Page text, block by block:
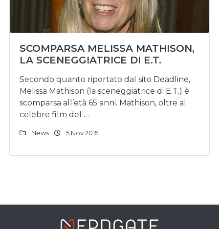
SCOMPARSA MELISSA MATHISON,
LA SCENEGGIATRICE DI E.T.
Secondo quanto riportato dal sito Deadline,
Melissa Mathison (la sceneggiatrice di E.T.) è
scomparsa all’età 65 anni. Mathison, oltre al
celebre film del …
News 5 Nov 2015